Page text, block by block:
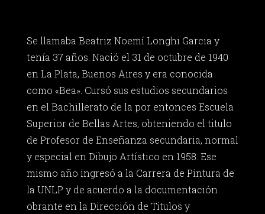
Se llamaba Beatriz Noemí Longhi Garcia y
tenía 37 años. Nació el 31 de octubre de 1940
en La Plata, Buenos Aires y era conocida
como «Bea». Cursó sus estudios secundarios
en el Bachillerato de la por entonces Escuela
Superior de Bellas Artes, obteniendo el titulo
de Profesor de Enseñanza secundaria, normal
y especial en Dibujo Artístico en 1958. Ese
mismo año ingresó a la Carrera de Pintura de
la UNLP y de acuerdo a la documentación
obrante en la Dirección de Titulos y